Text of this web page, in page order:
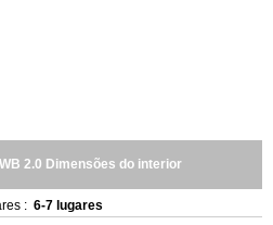
2.0 Dimensões do interior
: 6-7 lugares